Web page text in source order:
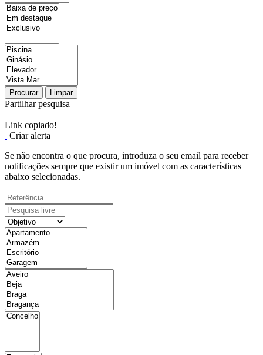
Procurar Limpar
Partilhar pesquisa
Link copiado!
Criar alerta
Se não encontra o que procura, introduza o seu email para receber
notificações sempre que existir um imóvel com as características
abaixo selecionadas.